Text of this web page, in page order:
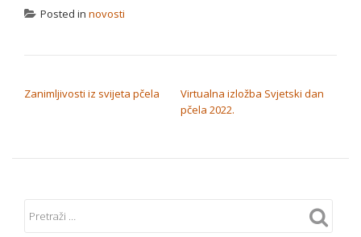
Posted in novosti
Zanimljivosti iz svijeta pčela
Virtualna izložba Svjetski dan
pčela 2022.